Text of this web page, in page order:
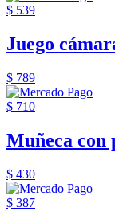
$ 539
Juego
$ 789
$ 710
Muñeca con
$ 430
$ 387